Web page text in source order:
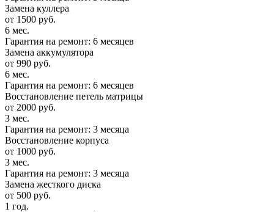
Замена куллера
от 1500 руб.
6 мес.
Гарантия на ремонт: 6 месяцев
Замена аккумулятора
от 990 руб.
6 мес.
Гарантия на ремонт: 6 месяцев
Восстановление петель матрицы
от 2000 руб.
3 мес.
Гарантия на ремонт: 3 месяца
Восстановление корпуса
от 1000 руб.
3 мес.
Гарантия на ремонт: 3 месяца
Замена жесткого диска
от 500 руб.
1 год.